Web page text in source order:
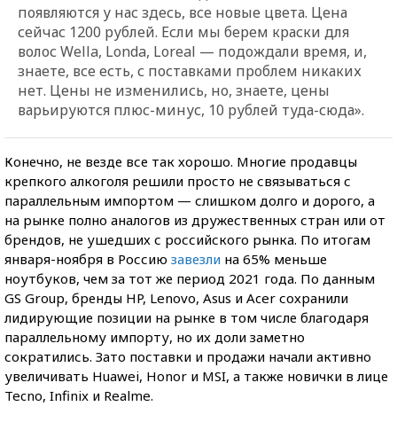
появляются у нас здесь, все новые цвета. Цена
сейчас 1200 рублей. Если мы берем краски для
волос Wella, Londa, Loreal — подождали время, и,
знаете, все есть, с поставками проблем никаких
нет. Цены не изменились, но, знаете, цены
варьируются плюс-минус, 10 рублей туда-сюда».
Конечно, не везде все так хорошо. Многие продавцы
крепкого алкоголя решили просто не связываться с
параллельным импортом — слишком долго и дорого, а
на рынке полно аналогов из дружественных стран или от
брендов, не ушедших с российского рынка. По итогам
января-ноября в Россию завезли на 65% меньше
ноутбуков, чем за тот же период 2021 года. По данным
GS Group, бренды HP, Lenovo, Asus и Acer сохранили
лидирующие позиции на рынке в том числе благодаря
параллельному импорту, но их доли заметно
сократились. Зато поставки и продажи начали активно
увеличивать Huawei, Honor и MSI, а также новички в лице
Tecno, Infinix и Realme.